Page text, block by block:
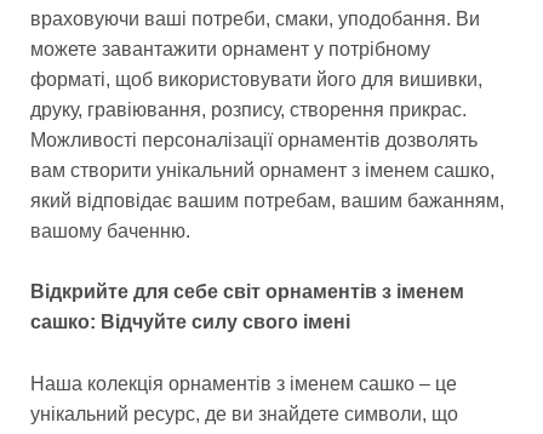
враховуючи ваші потреби, смаки, уподобання. Ви
можете завантажити орнамент у потрібному
форматі, щоб використовувати його для вишивки,
друку, гравіювання, розпису, створення прикрас.
Можливості персоналізації орнаментів дозволять
вам створити унікальний орнамент з іменем сашко,
який відповідає вашим потребам, вашим бажанням,
вашому баченню.
Відкрийте для себе світ орнаментів з іменем
сашко: Відчуйте силу свого імені
Наша колекція орнаментів з іменем сашко – це
унікальний ресурс, де ви знайдете символи, що